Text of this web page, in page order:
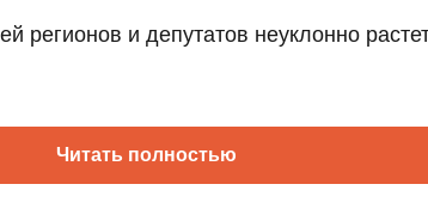
регионов и депутатов неуклонно
Читать полностью